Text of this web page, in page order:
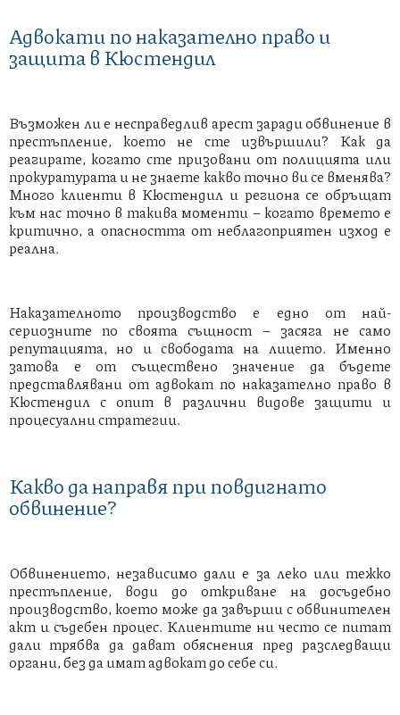
Адвокати по наказателно право и
защита в Кюстендил
Възможен ли е несправедлив арест заради обвинение в
престъпление, което не сте извършили? Как да
реагирате, когато сте призовани от полицията или
прокуратурата и не знаете какво точно ви се вменява?
Много клиенти в Кюстендил и региона се обръщат
към нас точно в такива моменти – когато времето е
критично, а опасността от неблагоприятен изход е
реална.
Наказателното производство е едно от най-
сериозните по своята същност – засяга не само
репутацията, но и свободата на лицето. Именно
затова е от съществено значение да бъдете
представлявани от адвокат по наказателно право в
Кюстендил с опит в различни видове защити и
процесуални стратегии.
Какво да направя при повдигнато
обвинение?
Обвинението, независимо дали е за леко или тежко
престъпление, води до откриване на досъдебно
производство, което може да завърши с обвинителен
акт и съдебен процес. Клиентите ни често се питат
дали трябва да дават обяснения пред разследващи
органи, без да имат адвокат до себе си.